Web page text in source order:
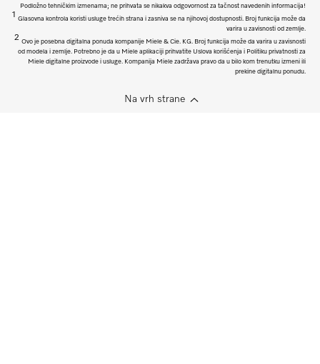
Podložno tehničkim izmenama; ne prihvata se nikakva odgovornost za tačnost navedenih informacija!
1
Glasovna kontrola koristi usluge trećih strana i zasniva se na njihovoj dostupnosti. Broj funkcija može da
varira u zavisnosti od zemlje.
2
Ovo je posebna digitalna ponuda kompanije Miele & Cie. KG. Broj funkcija može da varira u zavisnosti
od modela i zemlje. Potrebno je da u Miele aplikaciji prihvatite Uslova korišćenja i Politiku privatnosti za
Miele digitalne proizvode i usluge. Kompanija Miele zadržava pravo da u bilo kom trenutku izmeni ili
prekine digitalnu ponudu.
Na vrh strane